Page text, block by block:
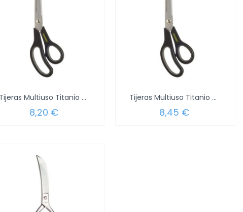
Tijeras Multiuso Titanio 7,5" Blister
8,20 €
Tijeras Multiuso Titanio 8,5" Blister
8,45 €